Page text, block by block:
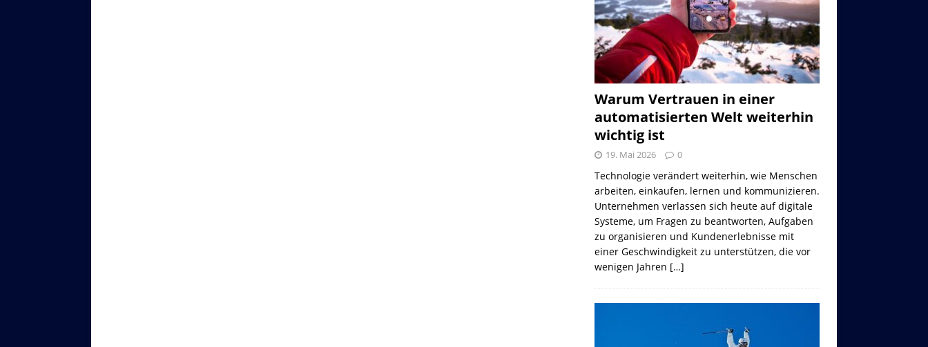
Warum Vertrauen in einer
automatisierten Welt weiterhin
wichtig ist
19. Mai 2026 0
Technologie verändert weiterhin, wie Menschen
arbeiten, einkaufen, lernen und kommunizieren.
Unternehmen verlassen sich heute auf digitale
Systeme, um Fragen zu beantworten, Aufgaben
zu organisieren und Kundenerlebnisse mit
einer Geschwindigkeit zu unterstützen, die vor
wenigen Jahren […]